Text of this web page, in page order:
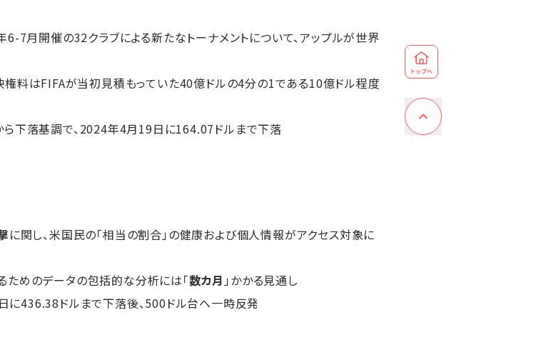
6-7月開催の32クラブによる新たなトーナメントについて、アップルが世界
料はFIFAが当初見積もっていた40億ドルの4分の1である10億ドル程度
下落基調で、2024年4月19日に164.07ドルまで下落
に関し、米国民の「相当の割合」の健康および個人情報がアクセス対象に
ためのデータの包括的な分析には「数カ月 」かかる見通し
436.38ドルまで下落後、500ドル台へ一時反発